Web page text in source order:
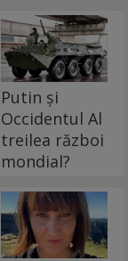
Putin și
Occidentul Al
treilea război
mondial?